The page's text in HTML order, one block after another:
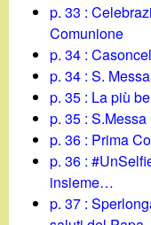
p. 33 :
Comunione
p. 34 :
p. 34 : S.
p. 35 : La più
p. 35 : S.Messa
p. 36 : Prima
p. 36 :
insieme…
p. 37 :